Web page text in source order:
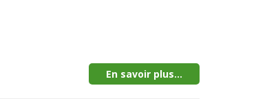
En savoir plus...